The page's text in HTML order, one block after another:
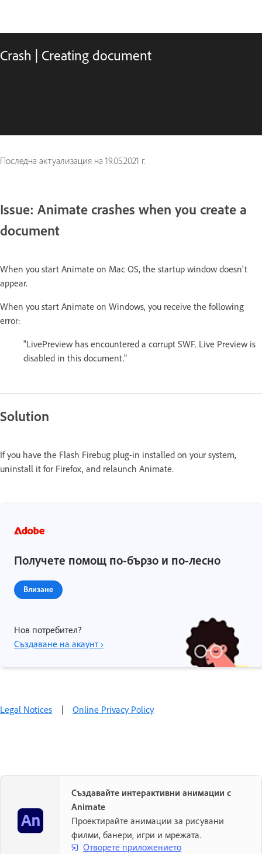
Crash | Creating document
Последна актуализация на 19.05.2021 г.
Issue: Animate crashes when you create a
document
When you start Animate on Mac OS, the startup window doesn't
appear.
When you start Animate on Windows, you receive the following
error:
"LivePreview has encountered a corrupt SWF. Live Preview is
disabled in this document."
Solution
If you have the Flash Firebug plug-in installed on your system,
uninstall it for Firefox, and relaunch Animate.
Получете помощ по-бързо и по-лесно
Влизане
Нов потребител?
Създаване на акаунт ›
Legal Notices | Online Privacy Policy
Създавайте интерактивни анимации с
Animate
Проектирайте анимации за рисувани
филми, банери, игри и мрежата.
Отворете приложението